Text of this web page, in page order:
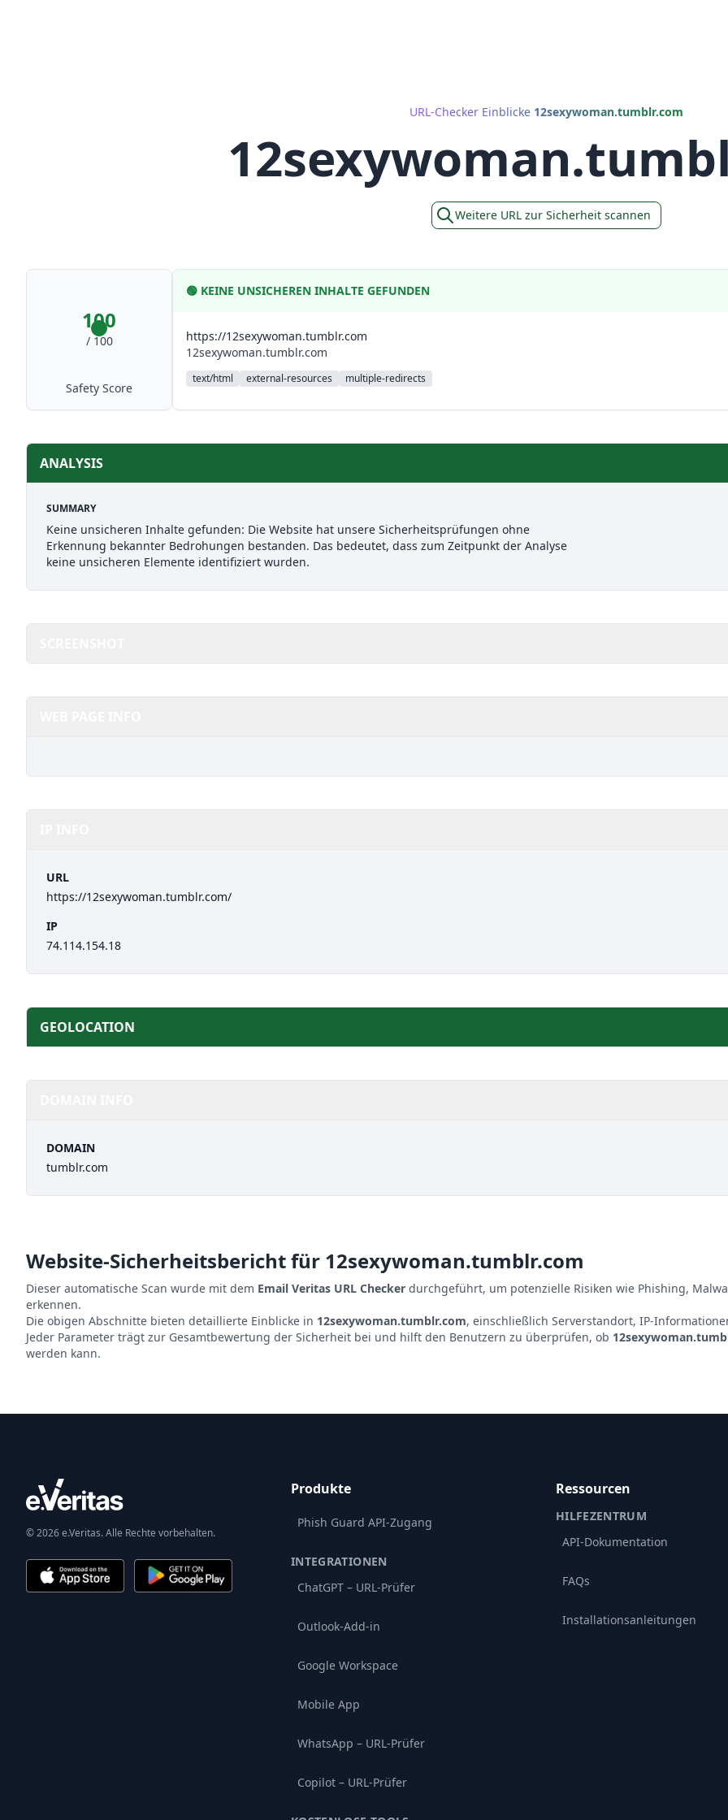
URL-Checker Einblicke 12sexywoman.tumblr.com
Weitere URL zur Sicherheit scannen
100
/ 100
Safety Score
🟢 KEINE UNSICHEREN INHALTE GEFUNDEN
https://12sexywoman.tumblr.com
12sexywoman.tumblr.com
text/html external-resources multiple-redirects
ANALYSIS
SUMMARY
Keine unsicheren Inhalte gefunden: Die Website hat unsere Sicherheitsprüfungen ohne
Erkennung bekannter Bedrohungen bestanden. Das bedeutet, dass zum Zeitpunkt der Analyse
keine unsicheren Elemente identifiziert wurden.
URL
https://12sexywoman.tumblr.com/
IP
74.114.154.18
GEOLOCATION
DOMAIN
tumblr.com
Website-Sicherheitsbericht für 12sexywoman.tumblr.com
Dieser automatische Scan wurde mit dem Email Veritas URL Checker durchgeführt, um potenzielle Risiken wie Phishing,
erkennen.
Die obigen Abschnitte bieten detaillierte Einblicke in 12sexywoman.tumblr.com, einschließlich Serverstandort, IP-
Jeder Parameter trägt zur Gesamtbewertung der Sicherheit bei und hilft den Benutzern zu überprüfen, ob
werden kann.
© 2026 e.Veritas. Alle Rechte vorbehalten.
Produkte
Phish Guard API-Zugang
INTEGRATIONEN
ChatGPT – URL-Prüfer
Outlook-Add-in
Google Workspace
Mobile App
WhatsApp – URL-Prüfer
Copilot – URL-Prüfer
Ressourcen
HILFEZENTRUM
API-Dokumentation
FAQs
Installationsanleitungen